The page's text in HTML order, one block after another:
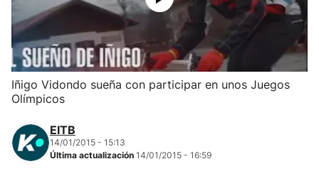
Herri-kirolak
Balonmano
Kirolak 360
Atletismo
Iñigo Vidondo sueña con participar en unos Juegos
Olímpicos
EITB
14/01/2015 - 15:13
Última actualización 14/01/2015 - 16:59